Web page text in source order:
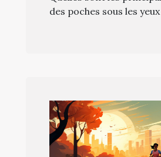
des poches sous les yeux